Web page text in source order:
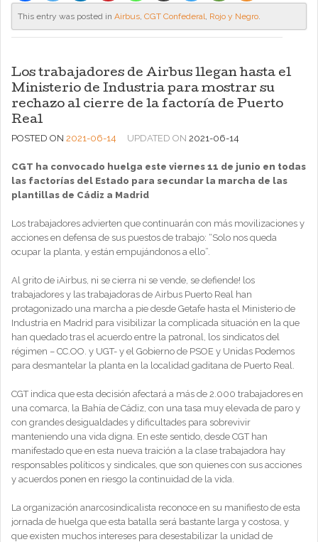
This entry was posted in Airbus, CGT Confederal, Rojo y Negro.
Los trabajadores de Airbus llegan hasta el
Ministerio de Industria para mostrar su
rechazo al cierre de la factoría de Puerto
Real
POSTED ON 2021-06-14 UPDATED ON 2021-06-14
CGT ha convocado huelga este viernes 11 de junio en todas
las factorías del Estado para secundar la marcha de las
plantillas de Cádiz a Madrid
Los trabajadores advierten que continuarán con más movilizaciones y
acciones en defensa de sus puestos de trabajo: “Solo nos queda
ocupar la planta, y están empujándonos a ello”.
Al grito de ¡Airbus, ni se cierra ni se vende, se defiende! los
trabajadores y las trabajadoras de Airbus Puerto Real han
protagonizado una marcha a pie desde Getafe hasta el Ministerio de
Industria en Madrid para visibilizar la complicada situación en la que
han quedado tras el acuerdo entre la patronal, los sindicatos del
régimen – CC.OO. y UGT- y el Gobierno de PSOE y Unidas Podemos
para desmantelar la planta en la localidad gaditana de Puerto Real.
CGT indica que esta decisión afectará a más de 2.000 trabajadores en
una comarca, la Bahía de Cádiz, con una tasa muy elevada de paro y
con grandes desigualdades y dificultades para sobrevivir
manteniendo una vida digna. En este sentido, desde CGT han
manifestado que en esta nueva traición a la clase trabajadora hay
responsables políticos y sindicales, que son quienes con sus acciones
y acuerdos ponen en riesgo la continuidad de la vida.
La organización anarcosindicalista reconoce en su manifiesto de esta
jornada de huelga que esta batalla será bastante larga y costosa, y
que existen muchos intereses para desestabilizar la unidad de